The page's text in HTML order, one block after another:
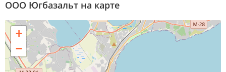
ООО Югбазальт на карте
+
−